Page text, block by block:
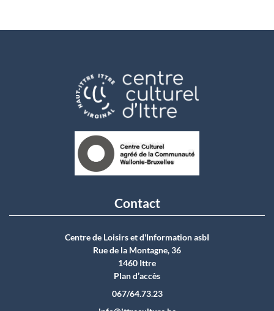
Contact
Centre de Loisirs et d'Information asbI
Rue de la Montagne, 36
1460 Ittre
Plan d’accès
067/64.73.23